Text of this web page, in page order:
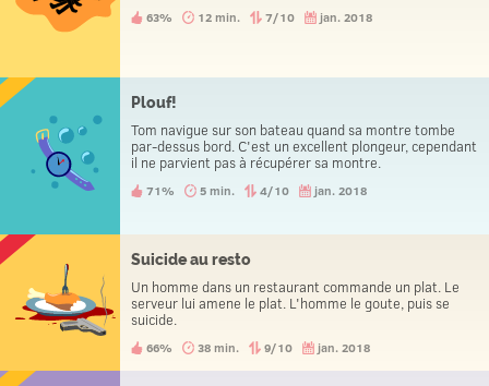
63% 12 min. 7/10 jan. 2018
Plouf!
Tom navigue sur son bateau quand sa montre tombe
par-dessus bord. C'est un excellent plongeur, cependant
il ne parvient pas à récupérer sa montre.
71% 5 min. 4/10 jan. 2018
Suicide au resto
Un homme dans un restaurant commande un plat. Le
serveur lui amene le plat. L'homme le goute, puis se
suicide.
66% 38 min. 9/10 jan. 2018